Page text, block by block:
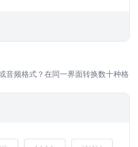
音频格式？在同一界面转换数十种格